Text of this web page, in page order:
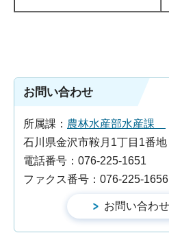
お問い合わせ
所属課： 農林水産部水産課
石川県金沢市鞍月1丁目1番地
電話番号：076-225-1651
ファクス番号：076-225-1656